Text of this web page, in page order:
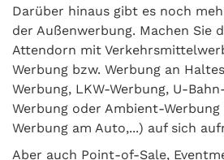
Darüber hinaus gibt es noch
der Außenwerbung. Machen Sie
Attendorn mit
Werbung bzw. Werbung an
Werbung, LKW-Werbung, U-
Werbung oder Ambient-
Werbung am Auto,...) auf sich
Aber auch Point-of-Sale,